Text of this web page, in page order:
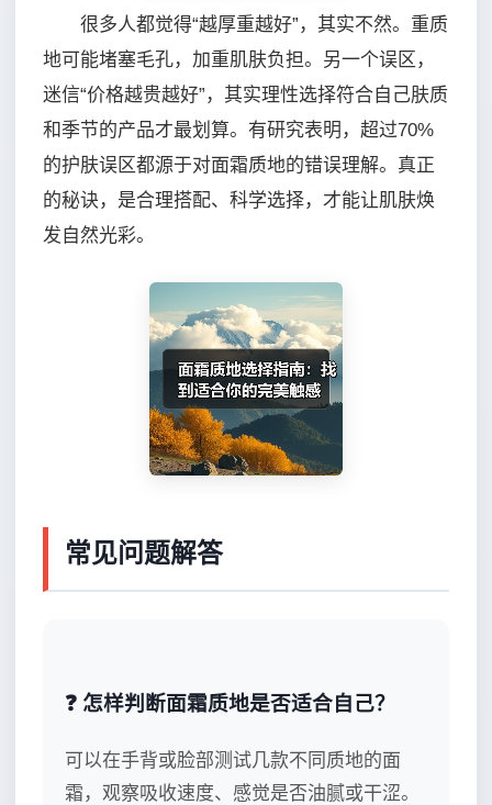
很多人都觉得“越厚重越好”，其实不然。重质
地可能堵塞毛孔，加重肌肤负担。另一个误区，
迷信“价格越贵越好”，其实理性选择符合自己肤质
和季节的产品才最划算。有研究表明，超过70%
的护肤误区都源于对面霜质地的错误理解。真正
的秘诀，是合理搭配、科学选择，才能让肌肤焕
发自然光彩。
常见问题解答
❓ 怎样判断面霜质地是否适合自己？
可以在手背或脸部测试几款不同质地的面
霜，观察吸收速度、感觉是否油腻或干涩。